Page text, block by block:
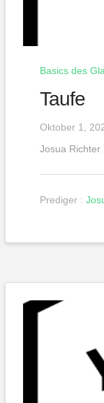
Basics des
Taufe
Oktober 1,
Josua Richter
Prediger :